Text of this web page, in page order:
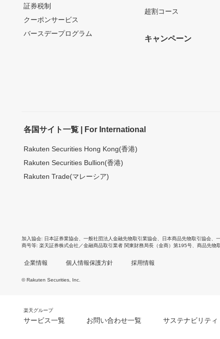
証券税制
クーポンサービス
バースデープログラム
超割コース
キャンペーン
各国サイト一覧 | For International
Rakuten Securities Hong Kong(香港)
Rakuten Securities Bullion(香港)
Rakuten Trade(マレーシア)
加入協会 日本証券業協会 一般社団法人金融先物取引業協会 日本商品先物取引協会
商号等 楽天証券株式会社／金融商品取引業者 関東財務局長（金商）第195号、商品先物
企業情報 個人情報保護方針 採用情報
© Rakuten Securities, Inc.
楽天グループ
サービス一覧 お問い合わせ一覧 サステナビリティ